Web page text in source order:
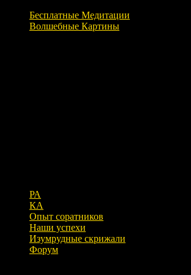
Бесплатные Медитации
Волшебные Картины
РА
КА
Опыт соратников
Наши успехи
Изумрудные скрижали
Форум